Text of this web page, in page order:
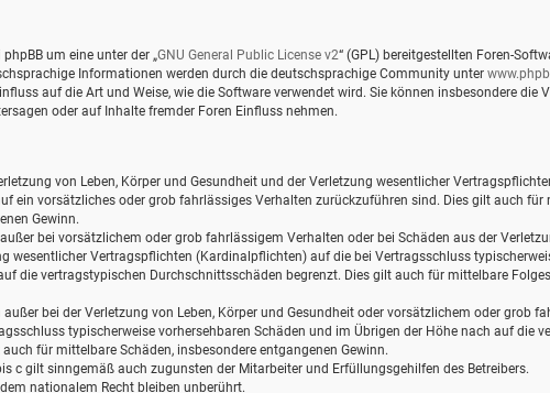
um eine unter der „GNU General Public License v2“ (GPL) bereitgestellten Foren-
Informationen werden durch die deutschsprachige Community unter
auf die Art und Weise, wie die Software verwendet wird. Sie können insbesondere die
oder auf Inhalte fremder Foren Einfluss nehmen.
von Leben, Körper und Gesundheit und der Verletzung wesentlicher
ein vorsätzliches oder grob fahrlässiges Verhalten zurückzuführen sind. Dies gilt auch für
Gewinn.
bei vorsätzlichem oder grob fahrlässigem Verhalten oder bei Schäden aus der
wesentlicher Vertragspflichten (Kardinalpflichten) auf die bei Vertragsschluss
die vertragstypischen Durchschnittsschäden begrenzt. Dies gilt auch für mittelbare
bei der Verletzung von Leben, Körper und Gesundheit oder vorsätzlichem oder grob
typischerweise vorhersehbaren Schäden und im Übrigen der Höhe nach auf die
für mittelbare Schäden, insbesondere entgangenen Gewinn.
c gilt sinngemäß auch zugunsten der Mitarbeiter und Erfüllungsgehilfen des Betreibers.
nationalem Recht bleiben unberührt.